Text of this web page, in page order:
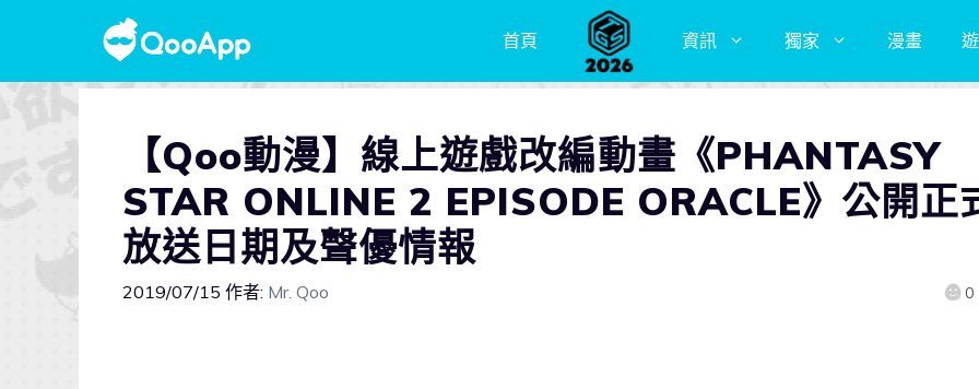
首頁 資訊 獨家 漫畫
【Qoo動漫】線上遊戲改編動畫《PHANTASY
STAR ONLINE 2 EPISODE ORACLE》公開正
放送日期及聲優情報
2019/07/15 作者: Mr. Qoo 0